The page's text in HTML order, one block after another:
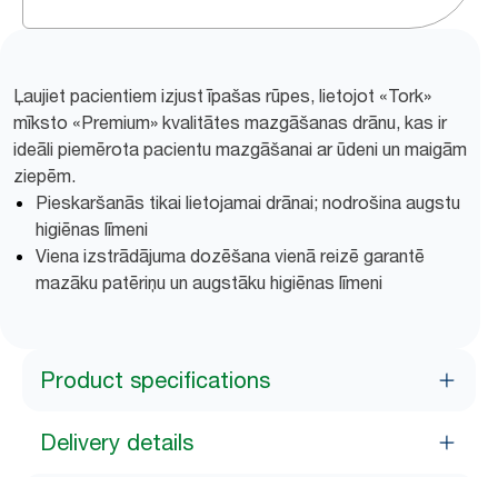
Ļaujiet pacientiem izjust īpašas rūpes, lietojot «Tork»
mīksto «Premium» kvalitātes mazgāšanas drānu, kas ir
ideāli piemērota pacientu mazgāšanai ar ūdeni un maigām
ziepēm.
Pieskaršanās tikai lietojamai drānai; nodrošina augstu
higiēnas līmeni
Viena izstrādājuma dozēšana vienā reizē garantē
mazāku patēriņu un augstāku higiēnas līmeni
Product specifications
Delivery details